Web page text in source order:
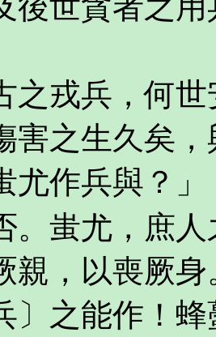
之戎兵，何
害之生久矣
作兵與？」
。蚩尤，庶人
親，以喪厥
〕之能作！